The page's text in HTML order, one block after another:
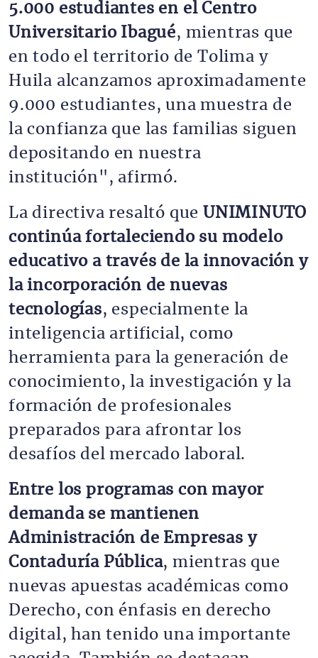
5.000 estudiantes en el Centro
Universitario Ibagué, mientras que
en todo el territorio de Tolima y
Huila alcanzamos aproximadamente
9.000 estudiantes, una muestra de
la confianza que las familias siguen
depositando en nuestra
institución", afirmó.
La directiva resaltó que UNIMINUTO
continúa fortaleciendo su modelo
educativo a través de la innovación y
la incorporación de nuevas
tecnologías, especialmente la
inteligencia artificial, como
herramienta para la generación de
conocimiento, la investigación y la
formación de profesionales
preparados para afrontar los
desafíos del mercado laboral.
Entre los programas con mayor
demanda se mantienen
Administración de Empresas y
Contaduría Pública, mientras que
nuevas apuestas académicas como
Derecho, con énfasis en derecho
digital, han tenido una importante